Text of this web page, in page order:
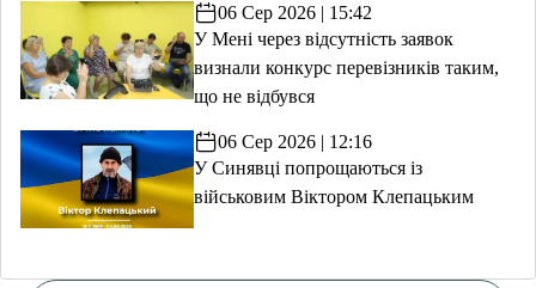
06 Сер 2026 | 15:42
У Мені через відсутність заявок
визнали конкурс перевізників таким,
що не відбувся
06 Сер 2026 | 12:16
У Синявці попрощаються із
військовим Віктором Клепацьким